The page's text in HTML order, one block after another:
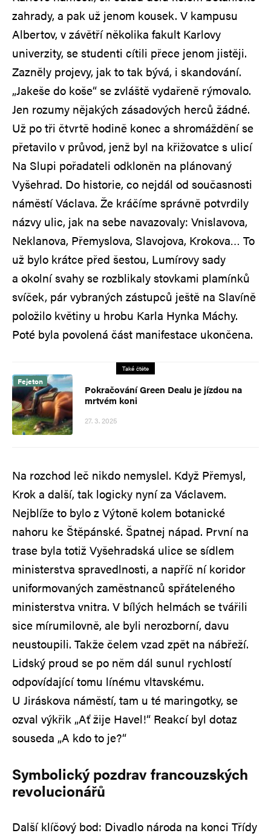
zahrady, a pak už jenom kousek. V kampusu
Albertov, v závětří několika fakult Karlovy
univerzity, se studenti cítili přece jenom jistěji.
Zazněly projevy, jak to tak bývá, i skandování.
„Jakeše do koše“ se zvláště vydařeně rýmovalo.
Jen rozumy nějakých zásadových herců žádné.
Už po tři čtvrtě hodině konec a shromáždění se
přetavilo v průvod, jenž byl na křižovatce s ulicí
Na Slupi pořadateli odkloněn na plánovaný
Vyšehrad. Do historie, co nejdál od současnosti
náměstí Václava. Že kráčíme správně potvrdily
názvy ulic, jak na sebe navazovaly: Vnislavova,
Neklanova, Přemyslova, Slavojova, Krokova… To
už bylo krátce před šestou, Lumírovy sady
a okolní svahy se rozblikaly stovkami plamínků
svíček, pár vybraných zástupců ještě na Slavíně
položilo květiny u hrobu Karla Hynka Máchy.
Poté byla povolená část manifestace ukončena.
Také čtěte
Fejeton
Pokračování Green Dealu je jízdou na
mrtvém koni
27. 3. 2025
Na rozchod leč nikdo nemyslel. Když Přemysl,
Krok a další, tak logicky nyní za Václavem.
Nejblíže to bylo z Výtoně kolem botanické
nahoru ke Štěpánské. Špatnej nápad. První na
trase byla totiž Vyšehradská ulice se sídlem
ministerstva spravedlnosti, a napříč ní koridor
uniformovaných zaměstnanců spřáteleného
ministerstva vnitra. V bílých helmách se tvářili
sice mírumilovně, ale byli nerozborní, davu
neustoupili. Takže čelem vzad zpět na nábřeží.
Lidský proud se po něm dál sunul rychlostí
odpovídající tomu línému vltavskému.
U Jiráskova náměstí, tam u té maringotky, se
ozval výkřik „Ať žije Havel!“ Reakcí byl dotaz
souseda „A kdo to je?“
Symbolický pozdrav francouzských
revolucionářů
Další klíčový bod: Divadlo národa na konci Třídy